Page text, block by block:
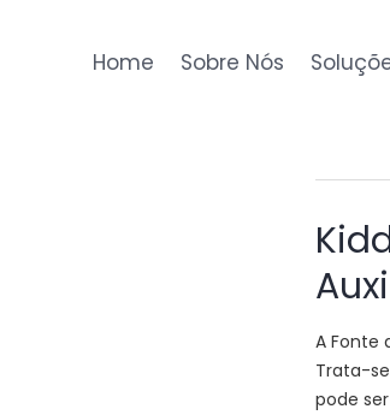
Home Sobre Nós
A Fonte
Trata-
pode